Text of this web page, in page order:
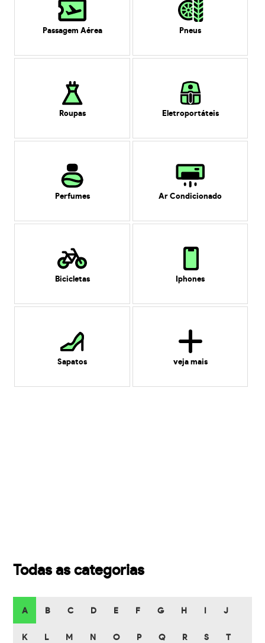
Passagem Aérea Pneus
Roupas Eletroportáteis
Perfumes Ar Condicionado
Bicicletas Iphones
Sapatos veja mais
Todas as categorias
A B C D E F G H J
K L M N O P Q R S T